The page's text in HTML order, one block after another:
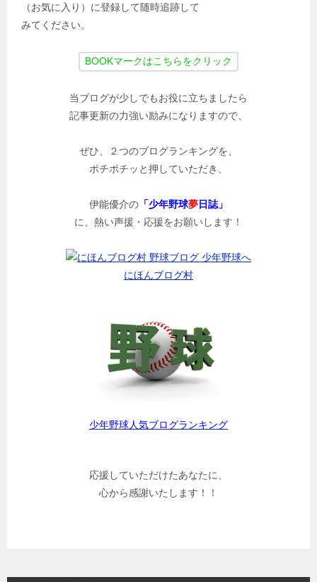
（お気に入り）に登録して随時追跡して
みてください。
当ブログが少しでもお役に立ちましたら
記事更新の力強い励みになりますので、
ぜひ、２つのブログランキングを、
ポチポチッと押していただき、
伊能優介の 「少年野球夢日誌」
に、熱い声援・応援をお願いします！
にほんブログ村
少年野球人気ブログランキング
応援していただけたあなたに、
心から感謝いたします！！